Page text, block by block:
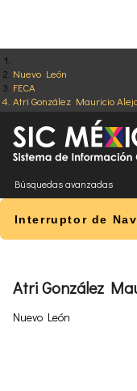
Nuevo León
FECA
Atri González Mauricio
Búsquedas avanzadas
Interruptor de
Atri González
Nuevo León